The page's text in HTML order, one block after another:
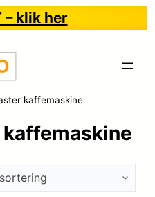
– klik her
kaffemaskine